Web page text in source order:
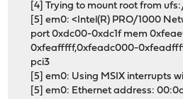
[4] Trying to mount root from
[5] em0: <Intel(R) PRO/1000
port 0xdc00-0xdc1f mem
0xfeafffff,0xfeadc000-0xfeadffff
pci3
[5] em0: Using MSIX interrupts
[5] em0: Ethernet address: